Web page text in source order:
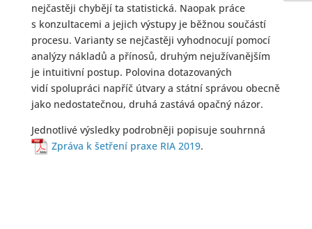
nejčastěji chybějí ta statistická. Naopak práce
s konzultacemi a jejich výstupy je běžnou součástí
procesu. Varianty se nejčastěji vyhodnocují pomocí
analýzy nákladů a přínosů, druhým nejužívanějším
je intuitivní postup. Polovina dotazovaných
vidí spolupráci napříč útvary a státní správou obecně
jako nedostatečnou, druhá zastává opačný názor.
Jednotlivé výsledky podrobněji popisuje souhrnná
Zpráva k šetření praxe RIA 2019.